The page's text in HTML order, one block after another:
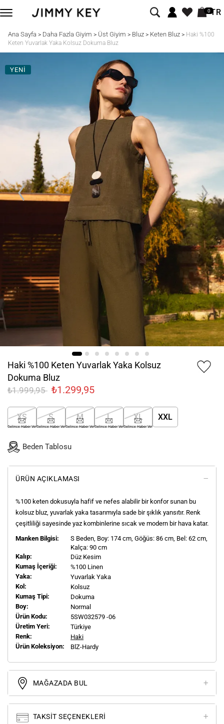
0TR
Ana Sayfa > Daha Fazla Giyim > Üst Giyim > Bluz> Keten Bluz> Haki %100
Keten Yuvarlak Yaka Kolsuz Dokuma Bluz
YENİ
Haki %100 Keten Yuvarlak Yaka Kolsuz
Dokuma Bluz
₺1.999,95 ₺1.299,95
XS
Gelince Haber Ver
S
Gelince Haber Ver
M
Gelince Haber Ver
L
Gelince Haber Ver
XL
Gelince Haber Ver
XXL
Beden Tablosu
ÜRÜN AÇIKLAMASI
%100 keten dokusuyla hafif ve nefes alabilir bir konfor sunan bu
kolsuz bluz, yuvarlak yaka tasarımıyla sade bir şıklık yansıtır. Renk
çeşitliliği sayesinde yaz kombinlerine sıcak ve modern bir hava katar.
Manken Bilgisi:
S Beden, Boy: 174 cm, Göğüs: 86 cm, Bel: 62 cm,
Kalça: 90 cm
Kalıp:
Düz Kesim
Kumaş İçeriği:
%100 Linen
Yaka:
Yuvarlak Yaka
Kol:
Kolsuz
Kumaş Tipi:
Dokuma
Boy:
Normal
Ürün Kodu:
5SW032579 -06
Üretim Yeri:
Türkiye
Renk:
Haki
Ürün Koleksiyon:
BlZ-Hardy
MAĞAZADA BUL
TAKSIT SEÇENEKLERI